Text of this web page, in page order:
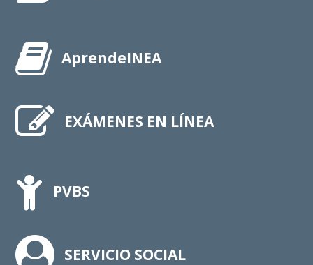
AprendeINEA
EXÁMENES EN LÍNEA
PVBS
SERVICIO SOCIAL